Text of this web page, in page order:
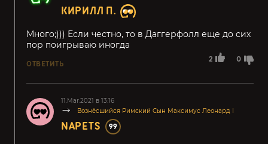
КИРИЛЛ П.
2 0
Много;))) Если честно, то в Даггерфолл еще до сих
пор поигрываю иногда
ОТВЕТИТЬ
11.Mar.2021 в 13:16
Вознёсшийся Римский Сын Максимус Леонард I
NAPETS 99